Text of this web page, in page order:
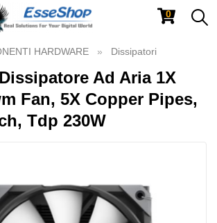
0
HARDWARE Dissipatori
Ad Aria 1X
Fan, 5X Copper Pipes,
Tdp 230W